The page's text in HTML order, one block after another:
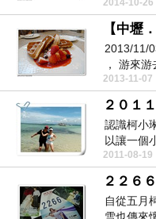
2014-10-26
2013/11/
， 游來
2013-11-07
認識柯小
以讓一個
人妻 ...
2011-08-19
２２６
自從五月